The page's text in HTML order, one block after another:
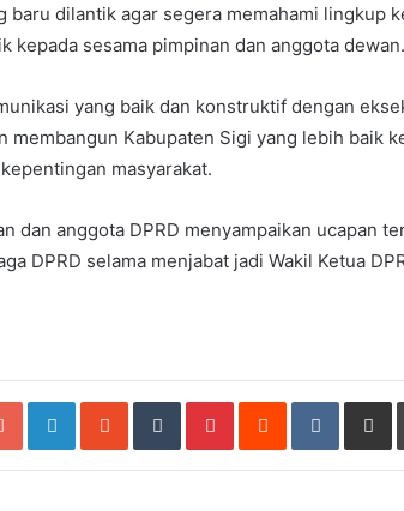
baru dilantik agar segera memahami lingkup
kepada sesama pimpinan dan anggota dewan.
yang baik dan konstruktif dengan
Kabupaten Sigi yang lebih baik
masyarakat.
dan anggota DPRD menyampaikan ucapan
DPRD selama menjabat jadi Wakil Ketua
Google+LinkedInStumbleUpon
TumblrPinterestReddit